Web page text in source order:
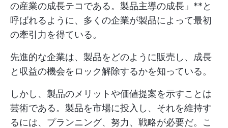
の産業の成長テコである。製品主導の成長」**と
呼ばれるように、多くの企業が製品によって最初
の牽引力を得ている。
先進的な企業は、製品をどのように販売し、成長
と収益の機会をロック解除するかを知っている。
しかし、製品のメリットや価値提案を示すことは
芸術である。製品を市場に投入し、それを維持す
るには、プランニング、努力、戦略が必要だ。こ